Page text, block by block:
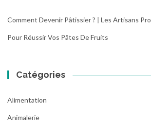
Comment Devenir Pâtissier ? | Les Artisans Pro
Pour Réussir Vos Pâtes De Fruits
Catégories
Alimentation
Animalerie